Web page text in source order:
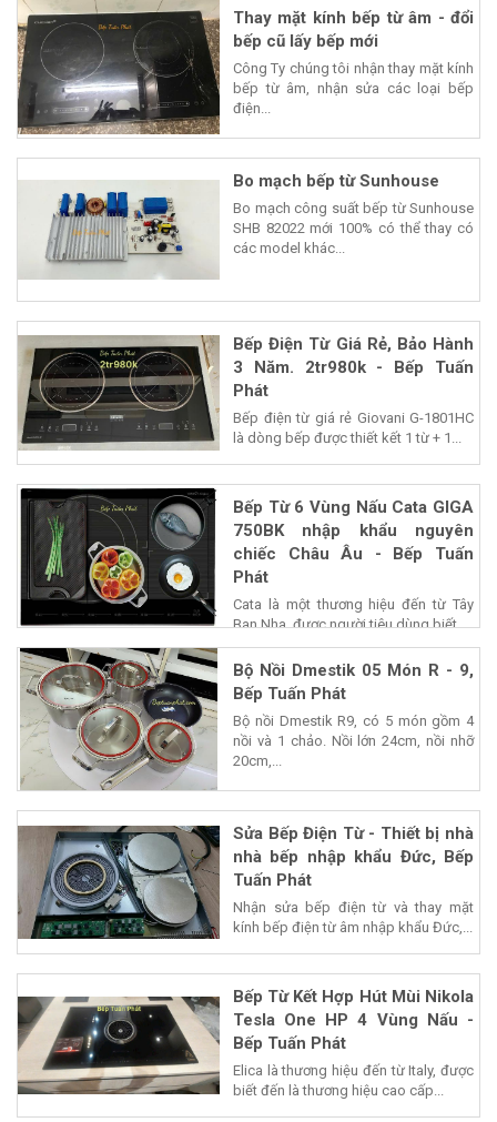
Thay mặt kính bếp từ âm - đổi
bếp cũ lấy bếp mới
Công Ty chúng tôi nhận thay mặt kính
bếp từ âm, nhận sửa các loại bếp
điện...
Bo mạch bếp từ Sunhouse
Bo mạch công suất bếp từ Sunhouse
SHB 82022 mới 100% có thể thay có
các model khác...
Bếp Điện Từ Giá Rẻ, Bảo Hành
3 Năm. 2tr980k - Bếp Tuấn
Phát
Bếp điện từ giá rẻ Giovani G-1801HC
là dòng bếp được thiết kết 1 từ + 1...
Bếp Từ 6 Vùng Nấu Cata GIGA
750BK nhập khẩu nguyên
chiếc Châu Âu - Bếp Tuấn
Phát
Cata là một thương hiệu đến từ Tây
Ban Nha, được người tiêu dùng biết...
Bộ Nồi Dmestik 05 Món R - 9,
Bếp Tuấn Phát
Bộ nồi Dmestik R9, có 5 món gồm 4
nồi và 1 chảo. Nồi lớn 24cm, nồi nhỡ
20cm,...
Sửa Bếp Điện Từ - Thiết bị nhà
nhà bếp nhập khẩu Đức, Bếp
Tuấn Phát
Nhận sửa bếp điện từ và thay mặt
kính bếp điện từ âm nhập khẩu Đức,...
Bếp Từ Kết Hợp Hút Mùi Nikola
Tesla One HP 4 Vùng Nấu -
Bếp Tuấn Phát
Elica là thương hiệu đến từ Italy, được
biết đến là thương hiệu cao cấp...